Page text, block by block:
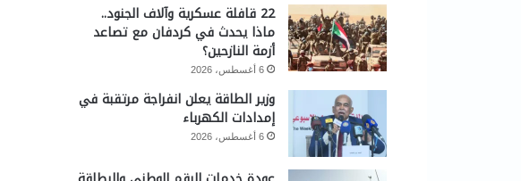
22 قافلة عسكرية وآلاف الجنود..
ماذا يحدث في كردفان مع تصاعد
أزمة النازحين؟
6 أغسطس، 2026
وزير الطاقة يعلن انفراجة مرتقبة في
إمدادات الكهرباء
6 أغسطس، 2026